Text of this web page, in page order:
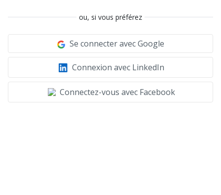
ou, si vous préférez
Se connecter avec Google
Connexion avec LinkedIn
Connectez-vous avec Facebook